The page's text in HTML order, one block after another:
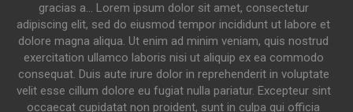
gracias a... Lorem ipsum dolor sit amet, consectetur
adipiscing elit, sed do eiusmod tempor incididunt ut labore et
dolore magna aliqua. Ut enim ad minim veniam, quis nostrud
exercitation ullamco laboris nisi ut aliquip ex ea commodo
consequat. Duis aute irure dolor in reprehenderit in voluptate
velit esse cillum dolore eu fugiat nulla pariatur. Excepteur sint
occaecat cupidatat non proident, sunt in culpa qui officia